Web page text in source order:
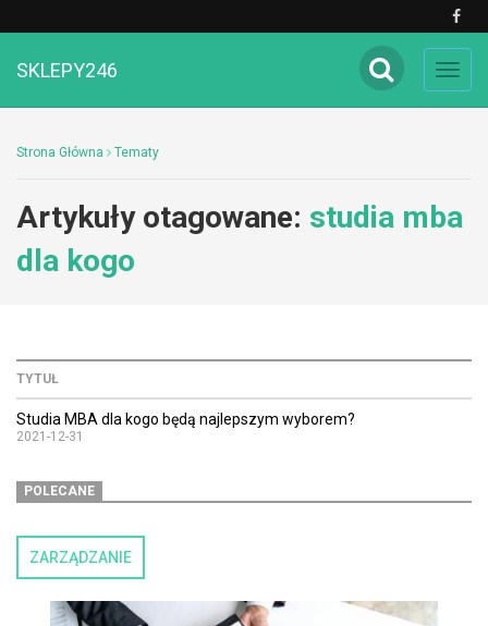
SKLEPY246
Strona Główna Tematy
Artykuły otagowane: studia mba
dla kogo
TYTUŁ
Studia MBA dla kogo będą najlepszym wyborem?
2021-12-31
POLECANE
ZARZĄDZANIE